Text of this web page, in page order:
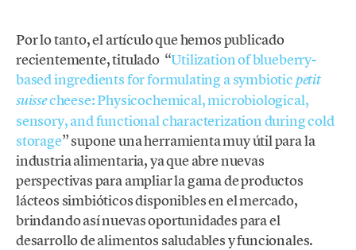
Por lo tanto, el artículo que hemos publicado
recientemente, titulado “Utilization of blueberry-
based ingredients for formulating a symbioticpetit
suissecheese: Physicochemical, microbiological,
sensory, and functional characterization during cold
storage” supone una herramienta muy útil para la
industria alimentaria, ya que abre nuevas
perspectivas para ampliar la gama de productos
lácteos simbióticos disponibles en el mercado,
brindando así nuevas oportunidades para el
desarrollo de alimentos saludables y funcionales.